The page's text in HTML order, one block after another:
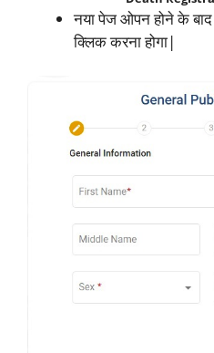
नया पेज ओपन होने के
क्लिक करना होगा|